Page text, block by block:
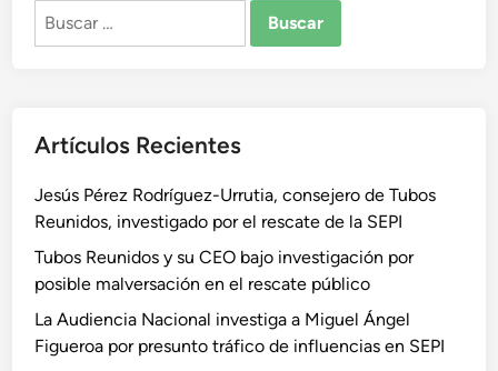
Buscar:
Artículos Recientes
Jesús Pérez Rodríguez-Urrutia, consejero de Tubos
Reunidos, investigado por el rescate de la SEPI
Tubos Reunidos y su CEO bajo investigación por
posible malversación en el rescate público
La Audiencia Nacional investiga a Miguel Ángel
Figueroa por presunto tráfico de influencias en SEPI